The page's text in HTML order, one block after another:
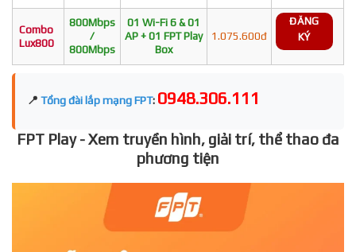
Combo
Lux800
800Mbps
/
800Mbps
01 Wi-Fi 6 & 01
AP + 01 FPT Play
Box
1.075.600đ
ĐĂNG
KÝ
📍 Tổng đài lắp mạng FPT: 0948.306.111
FPT Play - Xem truyền hình, giải trí, thể thao đa
phương tiện